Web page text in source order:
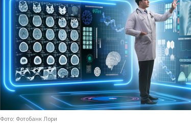
Фото: Фотобанк Лори